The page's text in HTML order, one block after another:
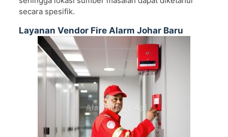
secara spesifik.
Layanan Vendor Fire Alarm Johar Baru